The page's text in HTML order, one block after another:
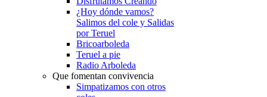
¿Hoy dónde vamos?
Salimos del cole y Salidas
por Teruel
Bricoarboleda
Teruel a pie
Radio Arboleda
Que fomentan convivencia
Simpatizamos con otros